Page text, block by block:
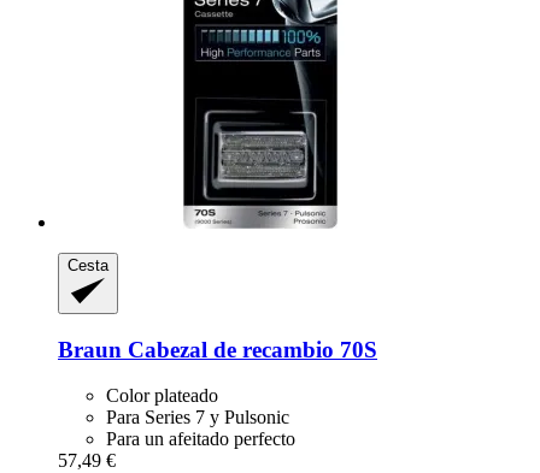
Cesta
Braun Cabezal de recambio 70S
Color plateado
Para Series 7 y Pulsonic
Para un afeitado perfecto
57,49 €